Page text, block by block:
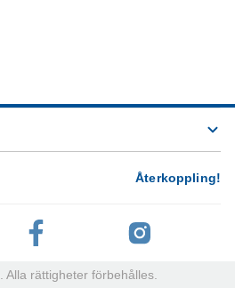
Återkoppling!
Alla rättigheter förbehålles.